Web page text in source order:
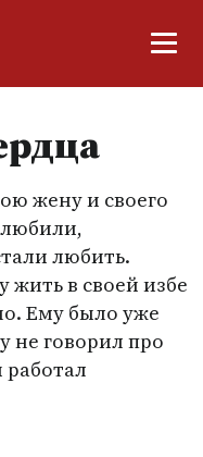
жену и своего
любить.
жить в своей избе
Ему было уже
не говорил про
работал